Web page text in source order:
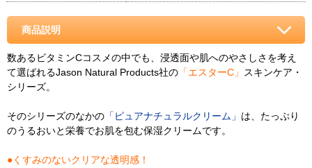
商品説明
数あるビタミンCコスメの中でも、浸透面や肌へのやさしさを考え
て選ばれるJason Natural Products社の 「エスターC」 スキンケア・
シリーズ。
そのシリーズのなかの 「ピュアナチュラルクリーム」 は、たっぷり
のうるおいと栄養でお肌を包む保湿クリームです。
●くすみのないクリアな透明感！